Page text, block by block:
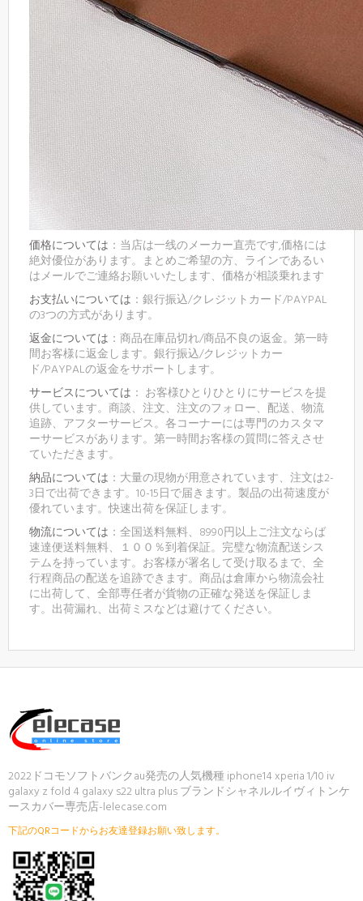
価格については ：当店は一线のメーカー直売です,価格には
絶対優位があります。まとめご希望の方、ラインであるい
はメールでご連絡お願いいたします、価格が相談乗れます
お支払いについては ：銀行振込/クレジットカード/PAYPAL
の3つの方式があります。
返金については ：商品在庫品切れ/商品不良の返金。第一時
間お客様に返金します。銀行振込/クレジットカー
ド/PAYPALの返金をサポートします。
サービスについては ： お客様ひとりひとりにサービスを提
供しています。商談、注文、注文のフォロー、配送、物流
追跡、アフターサービス。各コーナーには専門のカスタマ
ーサービスがあります。第一時間お客様の質問に答えさせ
ていただきます。
納品については ：大量の現物が用意されています、注文は2-
3日で出荷できます。10-15日で届きます。製品の出荷速度が
優れています。快速出荷を保証します。
物流については ：全国送料無料、8990円以上ご注文ならば
速達便送料無料、１００％到着保証。完璧な物流配送シス
テムを持っています。お客様が署名して受け取るまで、全
行程商品の配送を追跡できます。商品は倉庫から物流会社
に出荷して、全部専任者が貨物の正確な発送を保証しま
す。出荷漏れ、出荷ミスなどは避けてください。
2022ドコモソフトバンクau発売の人気機種 iphone14 xperia 1/10 iv
galaxy z fold 4 galaxy s22 ultra plus ブランドシャネルルイヴィトンケ
ースカバー専売店-lelecase.com
下記のQRコードからお友達登録お願い致します。